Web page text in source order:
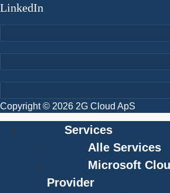
LinkedIn
Copyright © 2026 2G Cloud ApS
Services
Alle Services
Microsoft
Provider